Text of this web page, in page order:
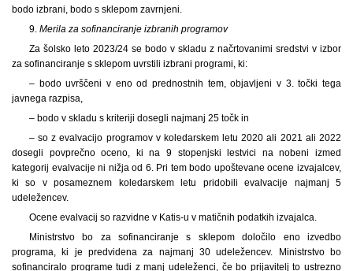
bodo izbrani, bodo s sklepom zavrnjeni.
9. Merila za sofinanciranje izbranih programov
Za šolsko leto 2023/24 se bodo v skladu z načrtovanimi sredstvi v izbor
za sofinanciranje s sklepom uvrstili izbrani programi, ki:
– bodo uvrščeni v eno od prednostnih tem, objavljeni v 3. točki tega
javnega razpisa,
– bodo v skladu s kriteriji dosegli najmanj 25 točk in
– so z evalvacijo programov v koledarskem letu 2020 ali 2021 ali 2022
dosegli povprečno oceno, ki na 9 stopenjski lestvici na nobeni izmed
kategorij evalvacije ni nižja od 6. Pri tem bodo upoštevane ocene izvajalcev,
ki so v posameznem koledarskem letu pridobili evalvacije najmanj 5
udeležencev.
Ocene evalvacij so razvidne v Katis-u v matičnih podatkih izvajalca.
Ministrstvo bo za sofinanciranje s sklepom določilo eno izvedbo
programa, ki je predvidena za najmanj 30 udeležencev. Ministrstvo bo
sofinanciralo programe tudi z manj udeleženci, če bo prijavitelj to ustrezno